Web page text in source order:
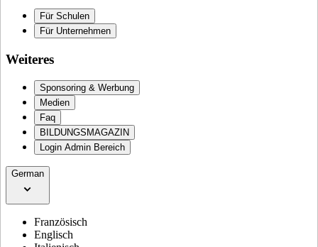
Für Schulen
Für Unternehmen
Weiteres
Sponsoring & Werbung
Medien
Faq
BILDUNGSMAGAZIN
Login Admin Bereich
German
Französisch
Englisch